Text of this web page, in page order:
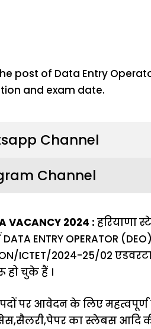
Channel
Channel
VACANCY 2024 : हरियाणा
DATA ENTRY OPERATOR
ICTET/2024-25/02
चुके हैं ।
पदों पर आवेदन के लिए
का स्लेबस आदि